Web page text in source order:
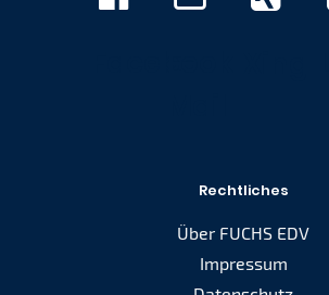
Rechtliches
Über FUCHS EDV
Impressum